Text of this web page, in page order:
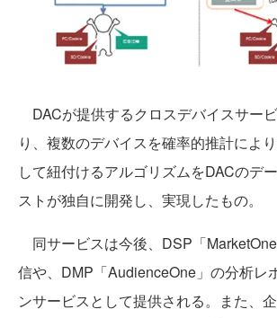
DACが提供するクロスデバイスサー
り、複数のデバイスを確率的推計によ
して紐付けるアルゴリズムをDACのデ
ストが独自に開発し、実現したもの。
同サービスは今後、DSP「
信や、DMP「AudienceOne」の分析レ
ンサービスとして提供される。また、